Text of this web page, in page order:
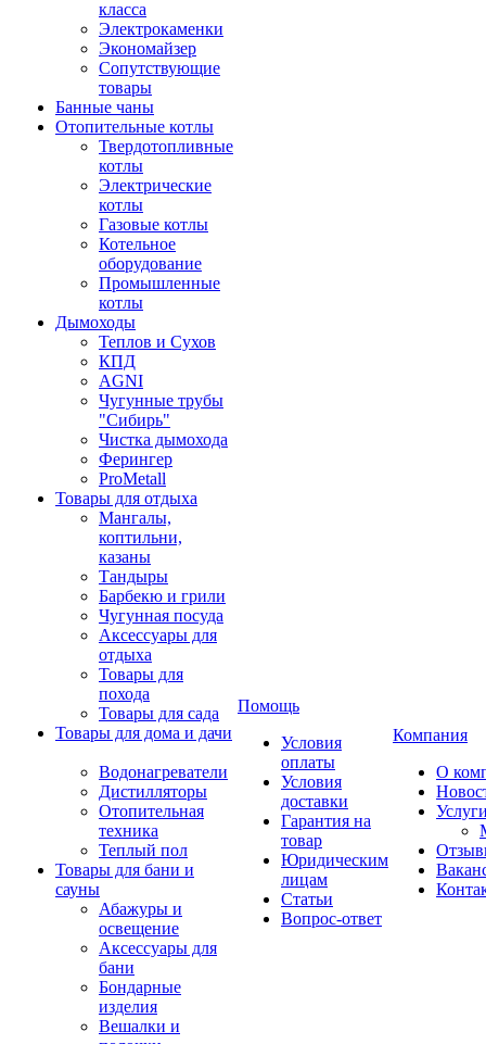
класса
Электрокаменки
Экономайзер
Сопутствующие
товары
Банные чаны
Отопительные котлы
Твердотопливные
котлы
Электрические
котлы
Газовые котлы
Котельное
оборудование
Промышленные
котлы
Дымоходы
Теплов и Сухов
КПД
AGNI
Чугунные трубы
"Сибирь"
Чистка дымохода
Ферингер
ProMetall
Товары для отдыха
Мангалы,
коптильни,
казаны
Тандыры
Барбекю и грили
Чугунная посуда
Аксессуары для
отдыха
Товары для
похода
Товары для сада
Товары для дома и дачи
Водонагреватели
Дистилляторы
Отопительная
техника
Теплый пол
Товары для бани и
сауны
Абажуры и
освещение
Аксессуары для
бани
Бондарные
изделия
Вешалки и
Помощь
Условия
оплаты
Условия
доставки
Гарантия на
товар
Юридическим
лицам
Статьи
Вопрос-ответ
Компания
О